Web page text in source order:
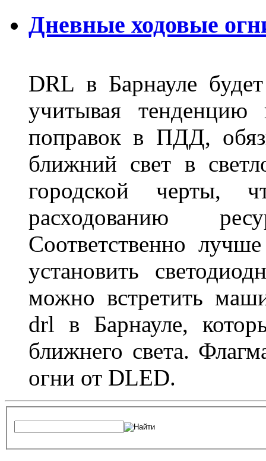
Дневные ходовые
DRL в Барнауле
учитывая тенденцию
поправок в ПДД,
ближний свет в
городской черты,
расходованию
Соответственно
установить
можно встретить
drl в Барнауле,
ближнего света.
огни от DLED.